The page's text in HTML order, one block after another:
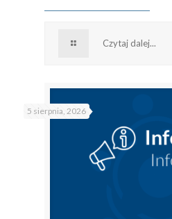
Czytaj dalej...
5 sierpnia, 2026